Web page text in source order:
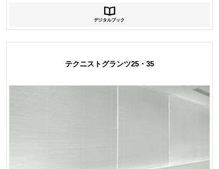
デジタルブック
テクニストグランツ25・35